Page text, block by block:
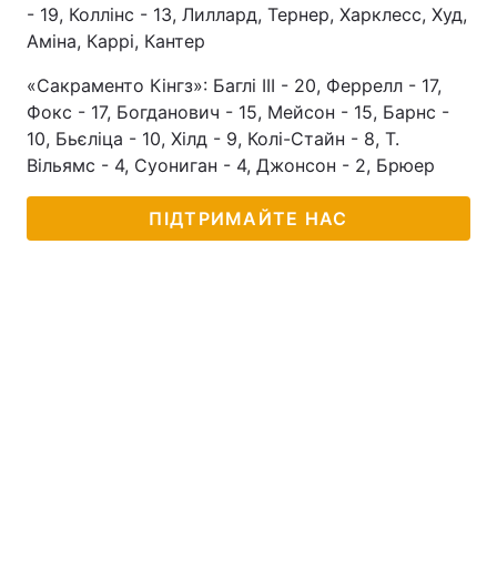
- 19, Коллінс - 13, Лиллард, Тернер, Харклесс, Худ,
Аміна, Каррі, Кантер
«Сакраменто Кінгз»: Баглі III - 20, Феррелл - 17,
Фокс - 17, Богданович - 15, Мейсон - 15, Барнс -
10, Бьєліца - 10, Хілд - 9, Колі-Стайн - 8, Т.
Вільямс - 4, Суониган - 4, Джонсон - 2, Брюер
ПІДТРИМАЙТЕ НАС